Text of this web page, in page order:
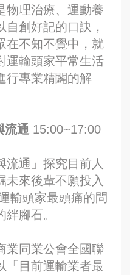
物理治療、運動養
創好記的口訣，
在不知不覺中，就
運輸頭家平常生活
行專業精闢的解
流通 15:00~17:00
流通」探究目前人
未來後輩不願投入
輸頭家最頭痛的問
腳石。
業同業公會全國聯
「目前運輸業者最